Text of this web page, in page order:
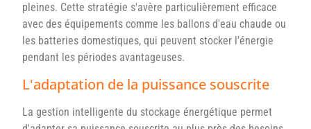
pleines. Cette stratégie s'avère particulièrement efficace
avec des équipements comme les ballons d'eau chaude ou
les batteries domestiques, qui peuvent stocker l'énergie
pendant les périodes avantageuses.
L'adaptation de la puissance souscrite
La gestion intelligente du stockage énergétique permet